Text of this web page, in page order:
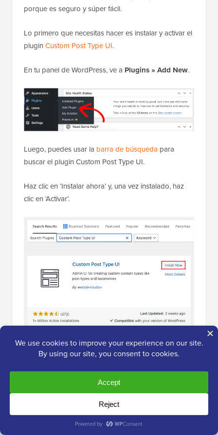
porque es seguro y súper fácil.
Lo primero que necesitas hacer es instalar y activar el
plugin Custom Post Type UI.
En tu panel de WordPress, ve a Plugins » Add New.
Luego, puedes usar la barra de búsqueda para
buscar el plugin Custom Post Type UI.
Haz clic en ‘Instalar ahora’ y, una vez instalado, haz
clic en ‘Activar’.
Para más detalles, consulta nuestra guía paso a paso
sobrecómo instalar un plugin de WordPress.
Tras la activación, necesitas ir a
Editar Tipos de Publicaciónpara crear un nuevo tipo
de publicación personalizado. Deberías estar en la
pestaña ‘Añadir Nuevo Tipo de Publicación’.